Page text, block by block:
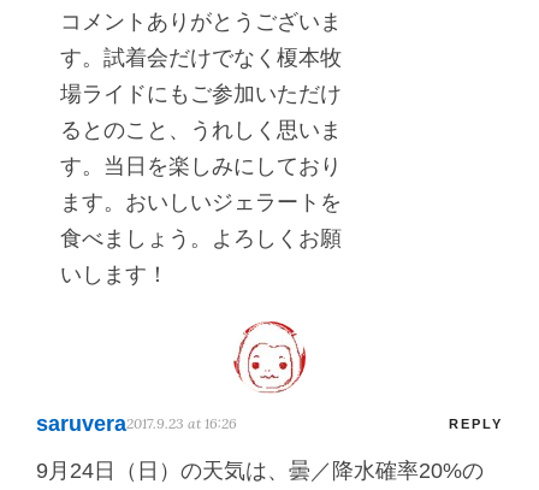
コメントありがとうございま
す。試着会だけでなく榎本牧
場ライドにもご参加いただけ
るとのこと、うれしく思いま
す。当日を楽しみにしており
ます。おいしいジェラートを
食べましょう。よろしくお願
いします！
saruvera2017.9.23 at 16:26 REPLY
9月24日（日）の天気は、曇／降水確率20%の